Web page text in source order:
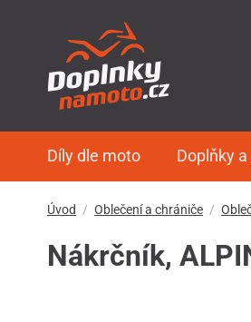
Díly dle moto Doplňky
Úvod Oblečení a chrániče
Nákrčník,